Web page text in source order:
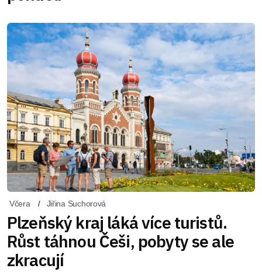
Včera Jiřina Suchorová
Plzeňský kraj láká více turistů.
Růst táhnou Češi, pobyty se ale
zkracují